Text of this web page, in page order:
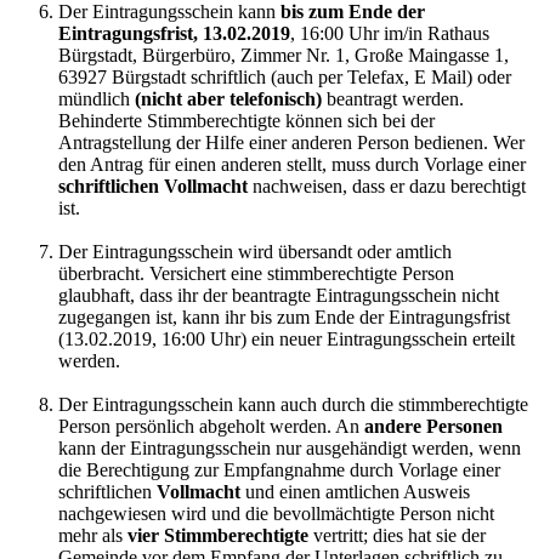
Der Eintragungsschein kann bis zum Ende der
Eintragungsfrist, 13.02.2019, 16:00 Uhr im/in Rathaus
Bürgstadt, Bürgerbüro, Zimmer Nr. 1, Große Maingasse 1,
63927 Bürgstadt schriftlich (auch per Telefax, E Mail) oder
mündlich (nicht aber telefonisch) beantragt werden.
Behinderte Stimmberechtigte können sich bei der
Antragstellung der Hilfe einer anderen Person bedienen. Wer
den Antrag für einen anderen stellt, muss durch Vorlage einer
schriftlichen Vollmacht nachweisen, dass er dazu berechtigt
ist.
Der Eintragungsschein wird übersandt oder amtlich
überbracht. Versichert eine stimmberechtigte Person
glaubhaft, dass ihr der beantragte Eintragungsschein nicht
zugegangen ist, kann ihr bis zum Ende der Eintragungsfrist
(13.02.2019, 16:00 Uhr) ein neuer Eintragungsschein erteilt
werden.
Der Eintragungsschein kann auch durch die stimmberechtigte
Person persönlich abgeholt werden. An andere Personen
kann der Eintragungsschein nur ausgehändigt werden, wenn
die Berechtigung zur Empfangnahme durch Vorlage einer
schriftlichen Vollmacht und einen amtlichen Ausweis
nachgewiesen wird und die bevollmächtigte Person nicht
mehr als vier Stimmberechtigte vertritt; dies hat sie der